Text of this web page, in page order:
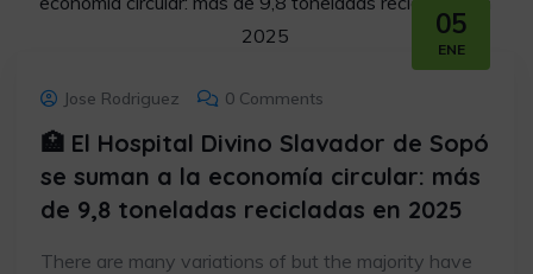
05
ENE
Jose Rodriguez 0 Comments
🏥 El Hospital Divino Slavador de Sopó
se suman a la economía circular: más
de 9,8 toneladas recicladas en 2025
There are many variations of but the majority have